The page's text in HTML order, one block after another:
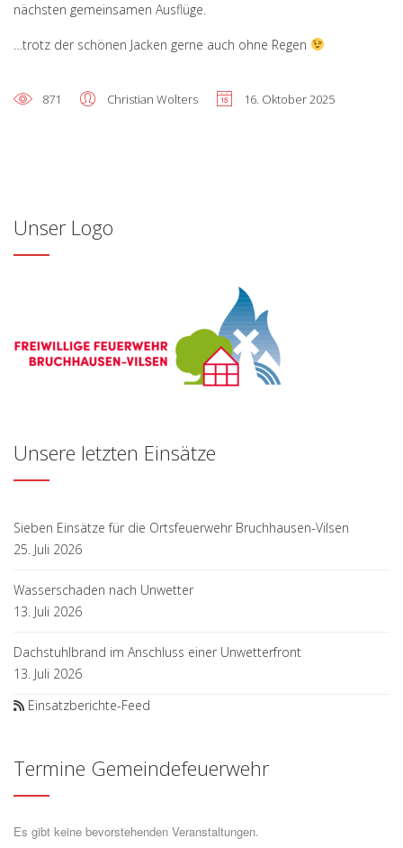
nächsten gemeinsamen Ausflüge.
…trotz der schönen Jacken gerne auch ohne Regen
871 Christian Wolters 16. Oktober 2025
Unser Logo
Unsere letzten Einsätze
Sieben Einsätze für die Ortsfeuerwehr Bruchhausen-Vilsen
25. Juli 2026
Wasserschaden nach Unwetter
13. Juli 2026
Dachstuhlbrand im Anschluss einer Unwetterfront
13. Juli 2026
Einsatzberichte-Feed
Termine Gemeindefeuerwehr
Es gibt keine bevorstehenden Veranstaltungen.